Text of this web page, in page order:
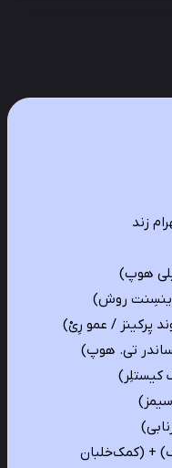
هوپ)
روش)
/ عمو رِیْ)
تی. هوپ)
+ (کمک‌خلبان